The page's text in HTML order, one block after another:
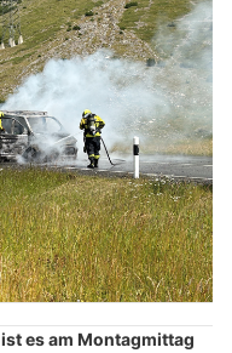
ist es am Montagmittag